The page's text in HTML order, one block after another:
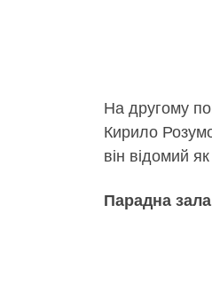
На другому
Кирило
він відомий
Парадна